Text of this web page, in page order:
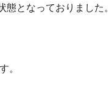
となっておりました。
。